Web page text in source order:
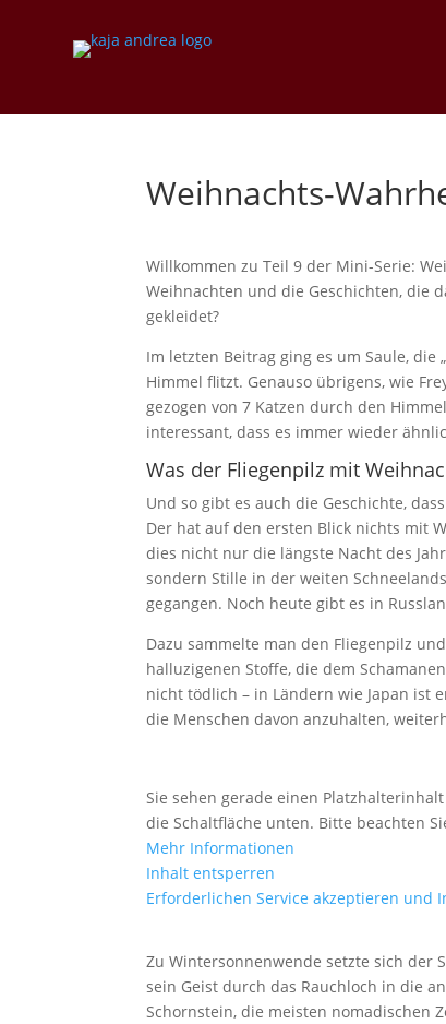
Weihnachts-
Willkommen zu Teil 9 der Mini-Serie:
Weihnachten und die Geschichten, die
gekleidet?
Im letzten Beitrag ging es um Saule,
Himmel flitzt. Genauso übrigens, wie
gezogen von 7 Katzen durch den
interessant, dass es immer wieder
Was der Fliegenpilz mit
Und so gibt es auch die Geschichte,
Der hat auf den ersten Blick nichts mit
dies nicht nur die längste Nacht des
sondern Stille in der weiten
gegangen. Noch heute gibt es in
Dazu sammelte man den Fliegenpilz
halluzigenen Stoffe, die dem
nicht tödlich – in Ländern wie Japan ist
die Menschen davon anzuhalten,
Sie sehen gerade einen
die Schaltfläche unten. Bitte beachten
Mehr Informationen
Inhalt entsperren
Erforderlichen Service akzeptieren und
Zu Wintersonnenwende setzte sich der
sein Geist durch das Rauchloch in die
Schornstein, die meisten nomadischen